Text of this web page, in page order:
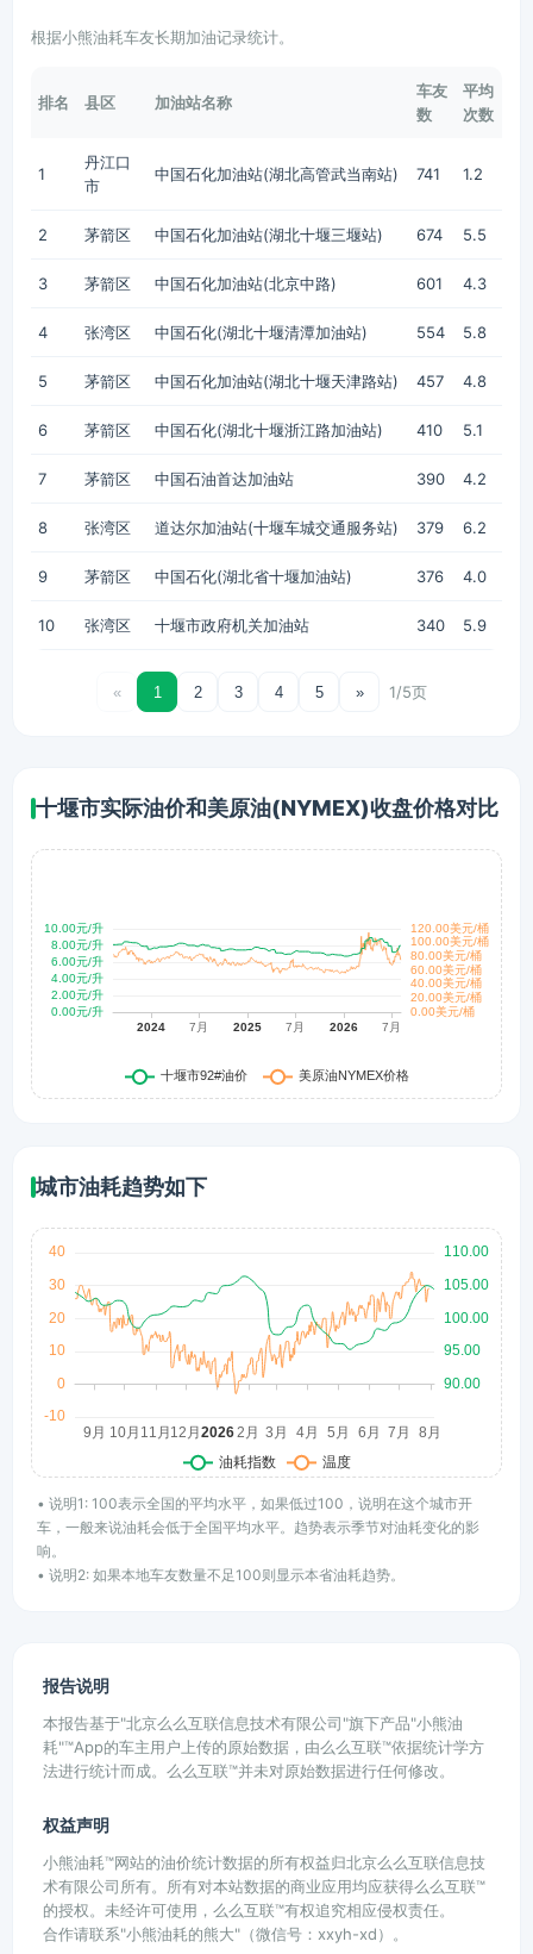
根据小熊油耗车友长期加油记录统计。
排名 县区 加油站名称
车友
数
平均
次数
1
丹江口
市
中国石化加油站(湖北高管武当南站) 741 1.2
2 茅箭区 中国石化加油站(湖北十堰三堰站) 674 5.5
3 茅箭区 中国石化加油站(北京中路) 601 4.3
4 张湾区 中国石化(湖北十堰清潭加油站) 554 5.8
5 茅箭区 中国石化加油站(湖北十堰天津路站) 457 4.8
6 茅箭区 中国石化(湖北十堰浙江路加油站) 410 5.1
7 茅箭区 中国石油首达加油站 390 4.2
8 张湾区 道达尔加油站(十堰车城交通服务站) 379 6.2
9 茅箭区 中国石化(湖北省十堰加油站) 376 4.0
10 张湾区 十堰市政府机关加油站 340 5.9
« 1 2 3 4 5 » 1/5页
十堰市实际油价和美原油(NYMEX)收盘价格对比
城市油耗趋势如下
• 说明1: 100表示全国的平均水平，如果低过100，说明在这个城市开
车，一般来说油耗会低于全国平均水平。趋势表示季节对油耗变化的影
响。
• 说明2: 如果本地车友数量不足100则显示本省油耗趋势。
报告说明
本报告基于"北京么么互联信息技术有限公司"旗下产品"小熊油
耗"™App的车主用户上传的原始数据，由么么互联™依据统计学方
法进行统计而成。么么互联™并未对原始数据进行任何修改。
权益声明
小熊油耗™网站的油价统计数据的所有权益归北京么么互联信息技
术有限公司所有。所有对本站数据的商业应用均应获得么么互联™
的授权。未经许可使用，么么互联™有权追究相应侵权责任。
合作请联系"小熊油耗的熊大"（微信号：xxyh-xd）。